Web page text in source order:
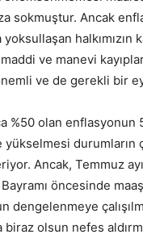
sokmuştur. Ancak
halkımızın
ve manevi
ve de gerekli bir
%50 olan enflasyonun
yükselmesi durumların
Ancak, Temmuz
öncesinde
dengelenmeye
biraz olsun nefes